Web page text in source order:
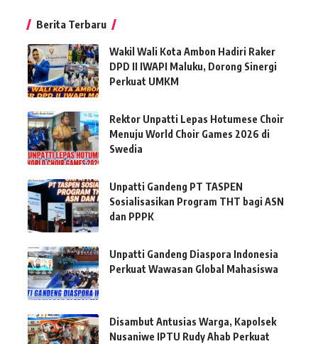
Berita Terbaru
Wakil Wali Kota Ambon Hadiri Raker
DPD II IWAPI Maluku, Dorong Sinergi
Perkuat UMKM
Rektor Unpatti Lepas Hotumese Choir
Menuju World Choir Games 2026 di
Swedia
Unpatti Gandeng PT TASPEN
Sosialisasikan Program THT bagi ASN
dan PPPK
Unpatti Gandeng Diaspora Indonesia
Perkuat Wawasan Global Mahasiswa
Disambut Antusias Warga, Kapolsek
Nusaniwe IPTU Rudy Ahab Perkuat